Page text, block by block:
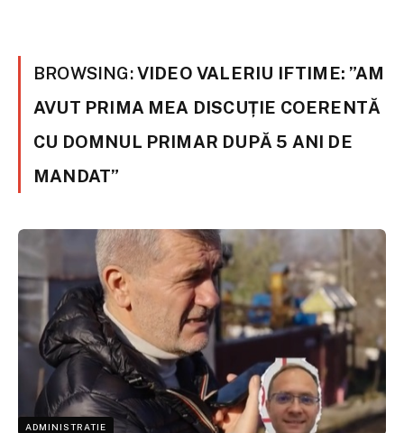
BROWSING:VIDEO VALERIU IFTIME: ”AM
AVUT PRIMA MEA DISCUȚIE COERENTĂ
CU DOMNUL PRIMAR DUPĂ 5 ANI DE
MANDAT”
ADMINISTRATIE